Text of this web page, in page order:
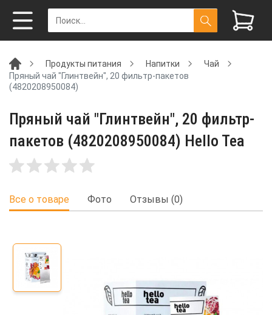
Продукты питания Напитки
Чай
Пряный чай "Глинтвейн", 20 фильтр-пакетов
(4820208950084)
Пряный чай "Глинтвейн", 20 фильтр-
пакетов (4820208950084) Hello Tea
Все о товаре Фото Отзывы (0)